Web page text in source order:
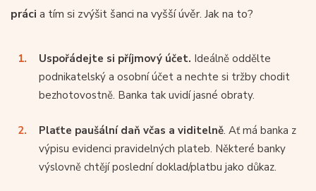
práci a tím si zvýšit šanci na vyšší úvěr. Jak na to?
Uspořádejte si příjmový účet. Ideálně oddělte
podnikatelský a osobní účet a nechte si tržby chodit
bezhotovostně. Banka tak uvidí jasné obraty.
Plaťte paušální daň včas a viditelně. Ať má banka z
výpisu evidenci pravidelných plateb. Některé banky
výslovně chtějí poslední doklad/platbu jako důkaz.